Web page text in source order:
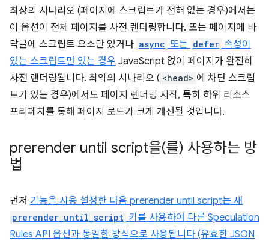
최상의 시나리오 (페이지에 스크립트가 전혀 없는 경우)에서는
이 옵션이 전체 페이지를 사전 렌더링합니다. 또는 페이지에 바
닥글에 스크립트 요소만 있거나 async 또는 defer 속성이
있는 스크립트만 있는 경우 JavaScript 없이 페이지가 완전히
사전 렌더링됩니다. 최악의 시나리오 ( <head> 에 차단 스크립
트가 있는 경우)에서도 페이지 렌더링 시작, 특히 하위 리소스
프리페치를 통해 페이지 로드가 크게 개선될 것입니다.
prerender until script을(를) 사용하는 방
법
먼저 기능을 사용 설정한 다음 prerender until script는 새
prerender_until_script 키를 사용하여 다른 Speculation
Rules API 옵션과 동일한 방식으로 사용됩니다 (유효한 JSON